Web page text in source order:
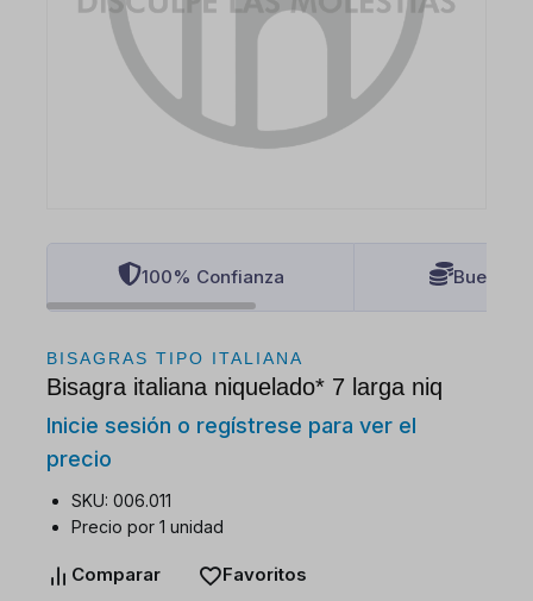
100% Confianza Buenos
BISAGRAS TIPO ITALIANA
Bisagra italiana niquelado* 7 larga niq
Inicie sesión o regístrese para ver el
precio
SKU: 006.011
Precio por 1 unidad
Comparar Favoritos